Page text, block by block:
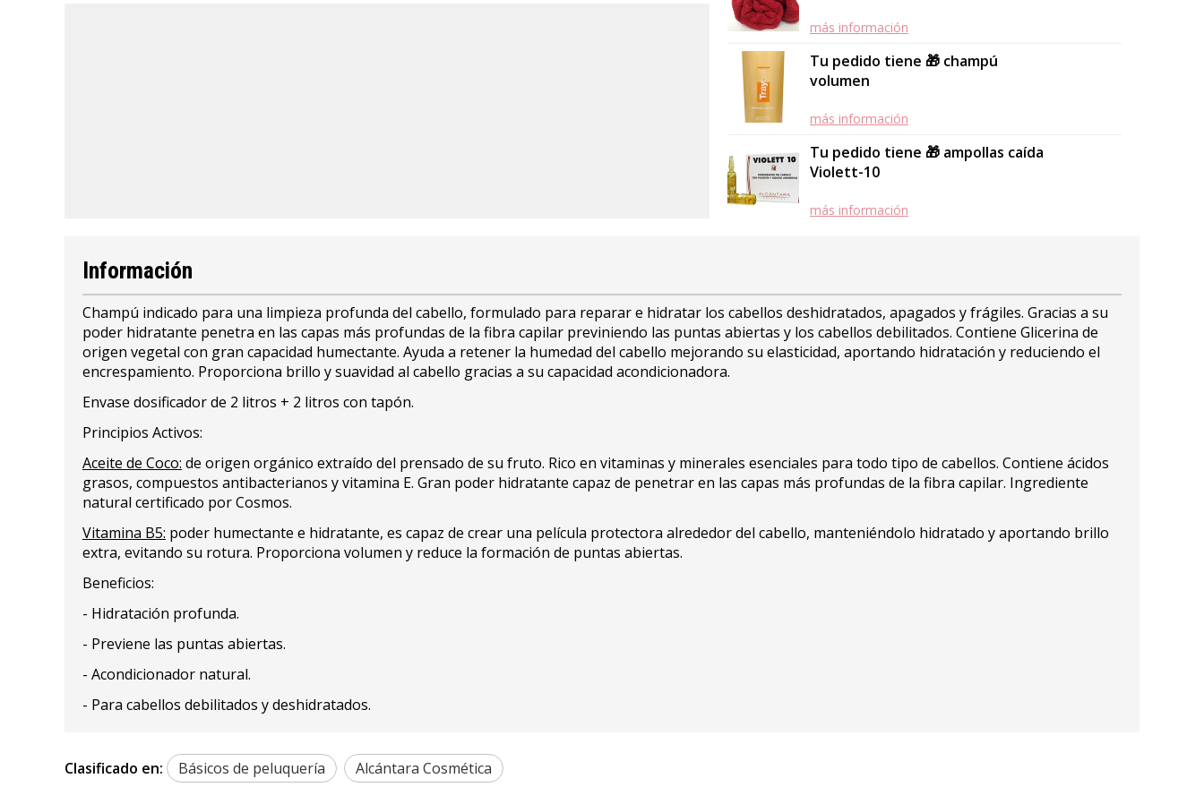
más información
Tu pedido tiene 🎁 champú
volumen
más información
Tu pedido tiene 🎁 ampollas caída
Violett-10
más información
Información
Champú indicado para una limpieza profunda del cabello, formulado para reparar e hidratar los cabellos deshidratados, apagados y frágiles. Gracias a su
poder hidratante penetra en las capas más profundas de la fibra capilar previniendo las puntas abiertas y los cabellos debilitados. Contiene Glicerina de
origen vegetal con gran capacidad humectante. Ayuda a retener la humedad del cabello mejorando su elasticidad, aportando hidratación y reduciendo el
encrespamiento. Proporciona brillo y suavidad al cabello gracias a su capacidad acondicionadora.
Envase dosificador de 2 litros + 2 litros con tapón.
Principios Activos:
Aceite de Coco: de origen orgánico extraído del prensado de su fruto. Rico en vitaminas y minerales esenciales para todo tipo de cabellos. Contiene ácidos
grasos, compuestos antibacterianos y vitamina E. Gran poder hidratante capaz de penetrar en las capas más profundas de la fibra capilar. Ingrediente
natural certificado por Cosmos.
Vitamina B5: poder humectante e hidratante, es capaz de crear una película protectora alrededor del cabello, manteniéndolo hidratado y aportando brillo
extra, evitando su rotura. Proporciona volumen y reduce la formación de puntas abiertas.
Beneficios:
- Hidratación profunda.
- Previene las puntas abiertas.
- Acondicionador natural.
- Para cabellos debilitados y deshidratados.
Clasificado en: Básicos de peluquería Alcántara Cosmética